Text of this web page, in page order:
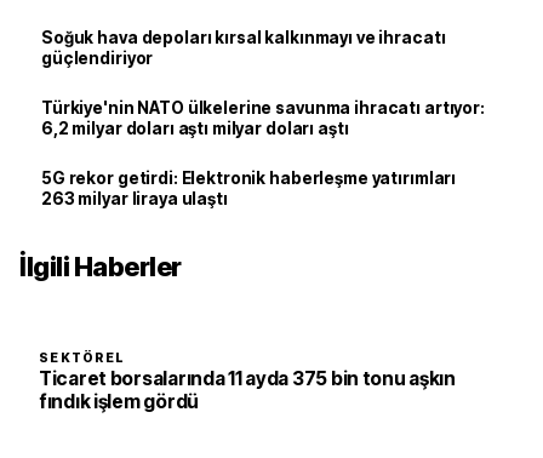
Soğuk hava depoları kırsal kalkınmayı ve ihracatı
güçlendiriyor
Türkiye'nin NATO ülkelerine savunma ihracatı artıyor:
6,2 milyar doları aştı milyar doları aştı
5G rekor getirdi: Elektronik haberleşme yatırımları
263 milyar liraya ulaştı
İlgili Haberler
SEKTÖREL
Ticaret borsalarında 11 ayda 375 bin tonu aşkın
fındık işlem gördü